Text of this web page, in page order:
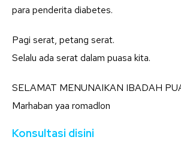
para penderita diabetes.
Pagi serat, petang serat.
Selalu ada serat dalam puasa kita.
SELAMAT MENUNAIKAN IBADAH
Marhaban yaa romadlon
Konsultasi disini